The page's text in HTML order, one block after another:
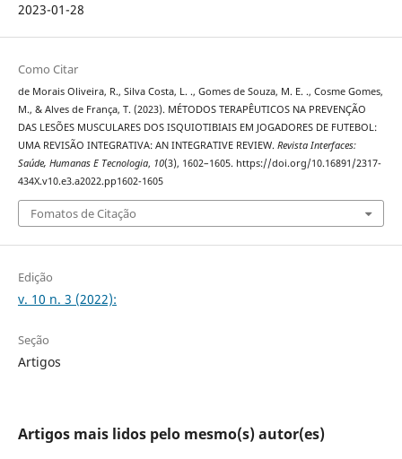
2023-01-28
Como Citar
de Morais Oliveira, R., Silva Costa, L. ., Gomes de Souza, M. E. ., Cosme Gomes,
M., & Alves de França, T. (2023). MÉTODOS TERAPÊUTICOS NA PREVENÇÃO
DAS LESÕES MUSCULARES DOS ISQUIOTIBIAIS EM JOGADORES DE FUTEBOL:
UMA REVISÃO INTEGRATIVA: AN INTEGRATIVE REVIEW. Revista Interfaces:
Saúde, Humanas E Tecnologia, 10(3), 1602–1605. https://doi.org/10.16891/2317-
434X.v10.e3.a2022.pp1602-1605
Fomatos de Citação
Edição
v. 10 n. 3 (2022):
Seção
Artigos
Artigos mais lidos pelo mesmo(s) autor(es)